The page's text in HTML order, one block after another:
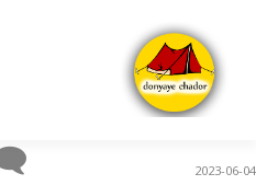
2023-06-04